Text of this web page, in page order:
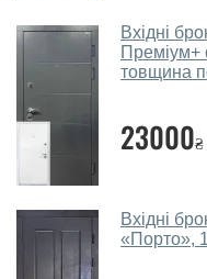
Які
Наші рекомендації
параметрів, бюджету
вхідних дверей
кожного відвідувача.
Так, робимо. Наші
консультацію на
Вхідні
Преміум+
товщина
23000₴
Вхідні
«Порто»,